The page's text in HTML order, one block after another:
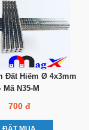
Đất Hiếm Ø 4x3mm
Mã N35-M
700 đ